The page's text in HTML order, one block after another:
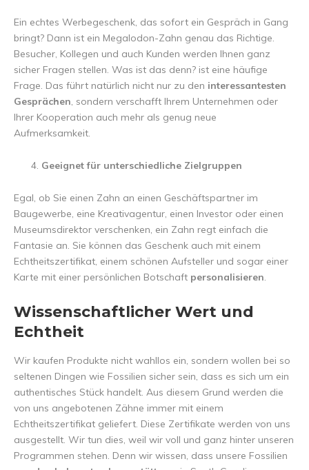
Ein echtes Werbegeschenk, das sofort ein Gespräch in Gang
bringt? Dann ist ein Megalodon-Zahn genau das Richtige.
Besucher, Kollegen und auch Kunden werden Ihnen ganz
sicher Fragen stellen. Was ist das denn? ist eine häufige
Frage. Das führt natürlich nicht nur zu den interessantesten
Gesprächen, sondern verschafft Ihrem Unternehmen oder
Ihrer Kooperation auch mehr als genug neue
Aufmerksamkeit.
Geeignet für unterschiedliche Zielgruppen
Egal, ob Sie einen Zahn an einen Geschäftspartner im
Baugewerbe, eine Kreativagentur, einen Investor oder einen
Museumsdirektor verschenken, ein Zahn regt einfach die
Fantasie an. Sie können das Geschenk auch mit einem
Echtheitszertifikat, einem schönen Aufsteller und sogar einer
Karte mit einer persönlichen Botschaft personalisieren.
Wissenschaftlicher Wert und
Echtheit
Wir kaufen Produkte nicht wahllos ein, sondern wollen bei so
seltenen Dingen wie Fossilien sicher sein, dass es sich um ein
authentisches Stück handelt. Aus diesem Grund werden die
von uns angebotenen Zähne immer mit einem
Echtheitszertifikat geliefert. Diese Zertifikate werden von uns
ausgestellt. Wir tun dies, weil wir voll und ganz hinter unseren
Programmen stehen. Denn wir wissen, dass unsere Fossilien